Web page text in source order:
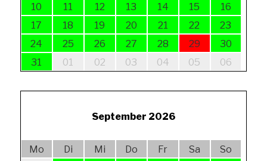
10
11 12 13 14 15
16
17
18 19 20 21 22
23
24
25 26 27 28 29
30
31
01 02 03 04 05 06
September 2026
Mo Di Mi Do Fr Sa
So